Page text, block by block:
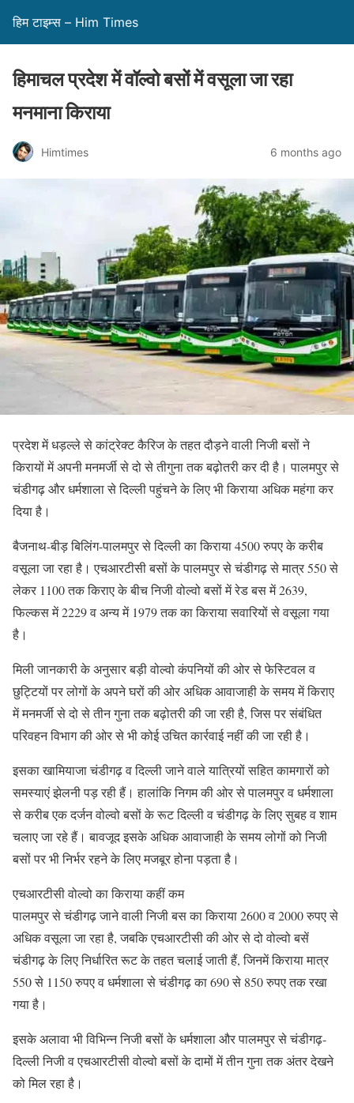
हिम टाइम्स – Him Times
हिमाचल प्रदेश में वॉल्वो बसों में वसूला जा रहा
मनमाना किराया
Himtimes 6 months ago
प्रदेश में धड़ल्ले से कांट्रेक्ट कैरिज के तहत दौड़ने वाली निजी बसों ने
किरायों में अपनी मनमर्जी से दो से तीगुना तक बढ़ोतरी कर दी है। पालमपुर से
चंडीगढ़ और धर्मशाला से दिल्ली पहुंचने के लिए भी किराया अधिक महंगा कर
दिया है।
बैजनाथ-बीड़ बिलिंग-पालमपुर से दिल्ली का किराया 4500 रुपए के करीब
वसूला जा रहा है। एचआरटीसी बसों के पालमपुर से चंडीगढ़ से मात्र 550 से
लेकर 1100 तक किराए के बीच निजी वोल्वो बसों में रेड बस में 2639,
फिल्कस में 2229 व अन्य में 1979 तक का किराया सवारियों से वसूला गया
है।
मिली जानकारी के अनुसार बड़ी वोल्वो कंपनियों की ओर से फेस्टिवल व
छुट्टियों पर लोगों के अपने घरों की ओर अधिक आवाजाही के समय में किराए
में मनमर्जी से दो से तीन गुना तक बढ़ोतरी की जा रही है, जिस पर संबंधित
परिवहन विभाग की ओर से भी कोई उचित कार्रवाई नहीं की जा रही है।
इसका खामियाजा चंडीगढ़ व दिल्ली जाने वाले यात्रियों सहित कामगारों को
समस्याएं झेलनी पड़ रही हैं। हालांकि निगम की ओर से पालमपुर व धर्मशाला
से करीब एक दर्जन वोल्वो बसों के रूट दिल्ली व चंडीगढ़ के लिए सुबह व शाम
चलाए जा रहे हैं। बावजूद इसके अधिक आवाजाही के समय लोगों को निजी
बसों पर भी निर्भर रहने के लिए मजबूर होना पड़ता है।
एचआरटीसी वोल्वो का किराया कहीं कम
पालमपुर से चंडीगढ़ जाने वाली निजी बस का किराया 2600 व 2000 रुपए से
अधिक वसूला जा रहा है, जबकि एचआरटीसी की ओर से दो वोल्वो बसें
चंडीगढ़ के लिए निर्धारित रूट के तहत चलाई जाती हैं, जिनमें किराया मात्र
550 से 1150 रुपए व धर्मशाला से चंडीगढ़ का 690 से 850 रुपए तक रखा
गया है।
इसके अलावा भी विभिन्न निजी बसों के धर्मशाला और पालमपुर से चंडीगढ़-
दिल्ली निजी व एचआरटीसी वोल्वो बसों के दामों में तीन गुना तक अंतर देखने
को मिल रहा है।